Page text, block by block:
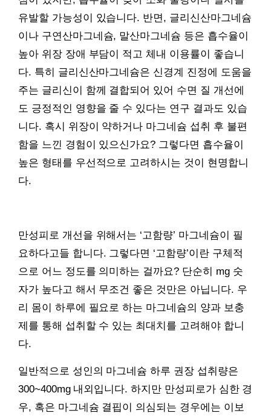
유발할 가능성이 있습니다. 반면, 글리신산마그네슘
이나 구연산마그네슘, 말산마그네슘 등은 흡수율이
높아 위장 장애 부담이 적고 체내 이용률이 좋습니
다. 특히 글리신산마그네슘은 신경계 진정에 도움을
주는 글리신이 함께 결합되어 있어 수면 질 개선에
도 긍정적인 영향을 줄 수 있다는 연구 결과도 있습
니다. 혹시 위장이 약하거나 마그네슘 섭취 후 불편
함을 느낀 경험이 있으신가요? 그렇다면 흡수율이
높은 형태를 우선적으로 고려하시는 것이 현명합니
다.
만성피로 개선을 위해서는 ‘고함량’ 마그네슘이 필
요하다고들 합니다. 그렇다면 ‘고함량’이란 구체적
으로 어느 정도를 의미하는 걸까요? 단순히 mg 숫
자가 높다고 해서 무조건 좋은 것만은 아닙니다. 우
리 몸이 하루에 필요로 하는 마그네슘의 양과 보충
제를 통해 섭취할 수 있는 최대치를 고려해야 합니
다.
일반적으로 성인의 마그네슘 하루 권장 섭취량은
300~400mg 내외입니다. 하지만 만성피로가 심한 경
우, 혹은 마그네슘 결핍이 의심되는 경우에는 이보